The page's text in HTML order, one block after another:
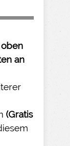
an
(Gratis